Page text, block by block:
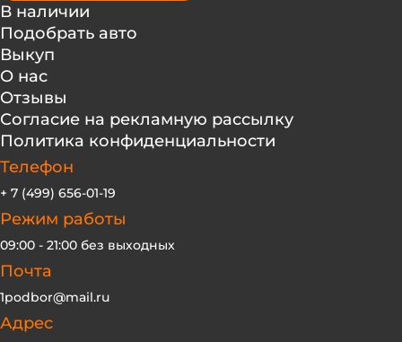
В наличии
Подобрать авто
Выкуп
О нас
Отзывы
Согласие на рекламную рассылку
Политика конфиденциальности
Телефон
+ 7 (499) 656-01-19
Режим работы
09:00 - 21:00 без выходных
Почта
1podbor@mail.ru
Адрес